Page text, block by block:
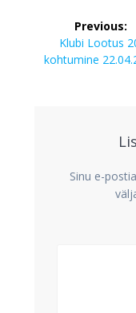
Previous:
Previous
post:
Klubi Lootus
kohtumine
Sinu e-